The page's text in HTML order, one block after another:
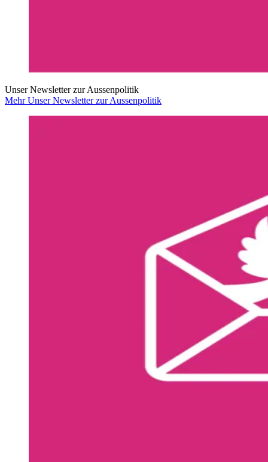
Unser Newsletter zur Aussenpolitik
Mehr Unser Newsletter zur Aussenpolitik